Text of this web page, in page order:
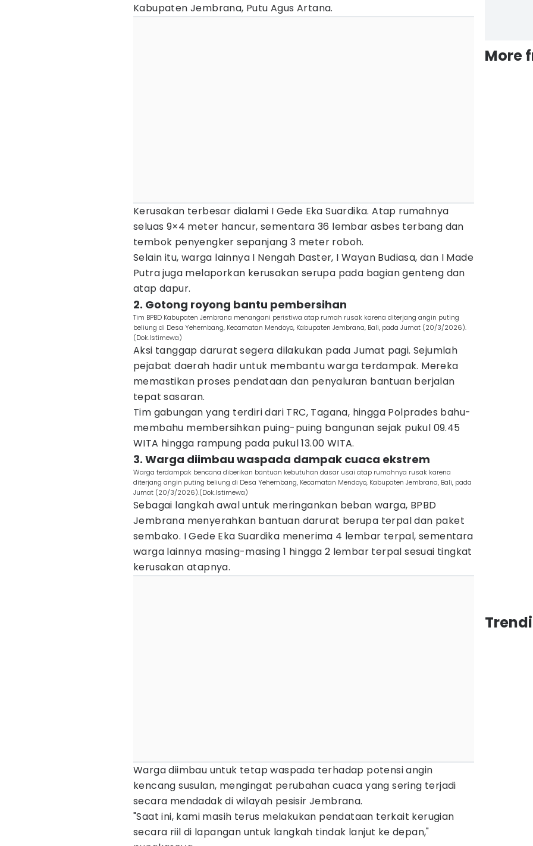
Kabupaten Jembrana, Putu Agus Artana.
Kerusakan terbesar dialami I Gede Eka Suardika. Atap rumahnya
seluas 9×4 meter hancur, sementara 36 lembar asbes terbang dan
tembok penyengker sepanjang 3 meter roboh.
Selain itu, warga lainnya I Nengah Daster, I Wayan Budiasa, dan I Made
Putra juga melaporkan kerusakan serupa pada bagian genteng dan
atap dapur.
2. Gotong royong bantu pembersihan
Tim BPBD Kabupaten Jembrana menangani peristiwa atap rumah rusak karena diterjang angin puting
beliung di Desa Yehembang, Kecamatan Mendoyo, Kabupaten Jembrana, Bali, pada Jumat (20/3/2026).
(Dok.Istimewa)
Aksi tanggap darurat segera dilakukan pada Jumat pagi. Sejumlah
pejabat daerah hadir untuk membantu warga terdampak. Mereka
memastikan proses pendataan dan penyaluran bantuan berjalan
tepat sasaran.
Tim gabungan yang terdiri dari TRC, Tagana, hingga Polprades bahu-
membahu membersihkan puing-puing bangunan sejak pukul 09.45
WITA hingga rampung pada pukul 13.00 WITA.
3. Warga diimbau waspada dampak cuaca ekstrem
Warga terdampak bencana diberikan bantuan kebutuhan dasar usai atap rumahnya rusak karena
diterjang angin puting beliung di Desa Yehembang, Kecamatan Mendoyo, Kabupaten Jembrana, Bali, pada
Jumat (20/3/2026).(Dok.Istimewa)
Sebagai langkah awal untuk meringankan beban warga, BPBD
Jembrana menyerahkan bantuan darurat berupa terpal dan paket
sembako. I Gede Eka Suardika menerima 4 lembar terpal, sementara
warga lainnya masing-masing 1 hingga 2 lembar terpal sesuai tingkat
kerusakan atapnya.
Warga diimbau untuk tetap waspada terhadap potensi angin
kencang susulan, mengingat perubahan cuaca yang sering terjadi
secara mendadak di wilayah pesisir Jembrana.
"Saat ini, kami masih terus melakukan pendataan terkait kerugian
secara riil di lapangan untuk langkah tindak lanjut ke depan,"
More